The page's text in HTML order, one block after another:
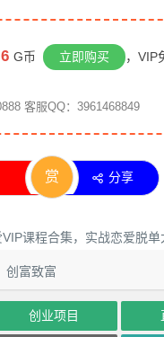
6 G币 立即购买 ，VIP
客服微信是：siwa30888 客服QQ：3961468849
赏 分享
创富致富
创业项目